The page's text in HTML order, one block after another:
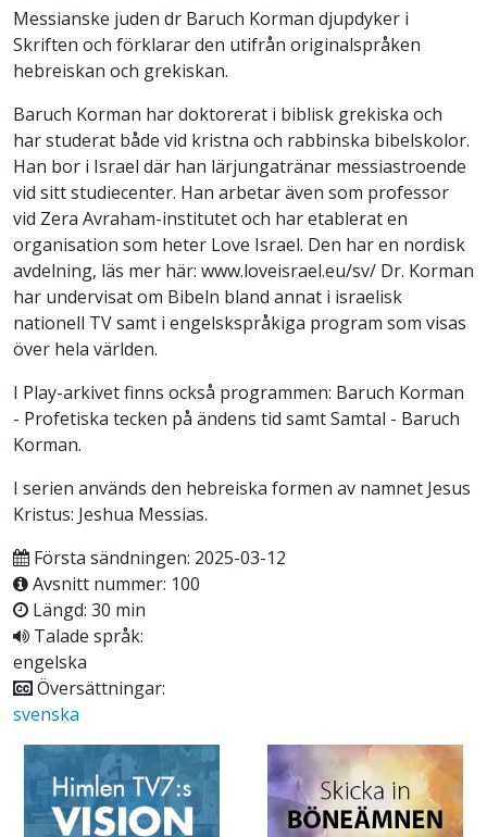
Messianske juden dr Baruch Korman djupdyker i
Skriften och förklarar den utifrån originalspråken
hebreiskan och grekiskan.
Baruch Korman har doktorerat i biblisk grekiska och
har studerat både vid kristna och rabbinska bibelskolor.
Han bor i Israel där han lärjungatränar messiastroende
vid sitt studiecenter. Han arbetar även som professor
vid Zera Avraham-institutet och har etablerat en
organisation som heter Love Israel. Den har en nordisk
avdelning, läs mer här: www.loveisrael.eu/sv/ Dr. Korman
har undervisat om Bibeln bland annat i israelisk
nationell TV samt i engelskspråkiga program som visas
över hela världen.
I Play-arkivet finns också programmen: Baruch Korman
- Profetiska tecken på ändens tid samt Samtal - Baruch
Korman.
I serien används den hebreiska formen av namnet Jesus
Kristus: Jeshua Messias.
Första sändningen: 2025-03-12
Avsnitt nummer: 100
Längd: 30 min
Talade språk:
engelska
Översättningar:
svenska